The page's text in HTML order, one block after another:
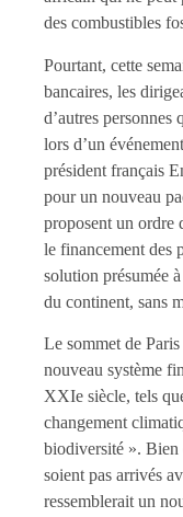
des combustibles
Pourtant, cette
bancaires, les
d’autres personnes
lors d’un
président français
pour un nouveau
proposent un ordre
le financement des
solution présumée
du continent, sans
Le sommet de
nouveau système
XXIe siècle, tels
changement
biodiversité ». Bien
soient pas arrivés
ressemblerait un